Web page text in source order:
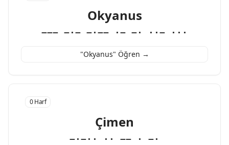
Okyanus
−−− −·− −·−− ·− −· ··− ···
"Okyanus" Öğren →
0 Harf
Çimen
−·−·· ·· −− · −·